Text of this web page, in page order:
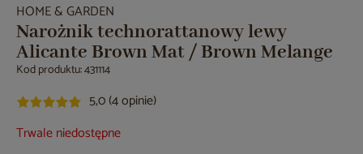
HOME & GARDEN
Narożnik technorattanowy lewy
Alicante Brown Mat / Brown Melange
Kod produktu: 431114
5,0 (4 opinie)
Trwale niedostępne